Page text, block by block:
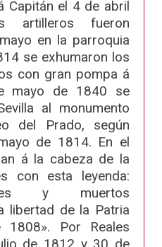
Capitán el 4 de abril
artilleros fueron
en la parroquia
se exhumaron los
con gran pompa á
mayo de 1840 se
al monumento
del Prado, según
de 1814. En el
á la cabeza de la
con esta leyenda:
y muertos
libertad de la Patria
Por Reales